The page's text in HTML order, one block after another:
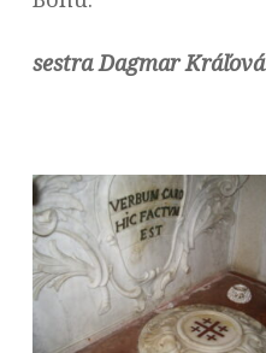
sestra Dagmar Kráľová